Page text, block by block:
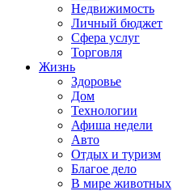
Недвижимость
Личный бюджет
Сфера услуг
Торговля
Жизнь
Здоровье
Дом
Технологии
Афиша недели
Авто
Отдых и туризм
Благое дело
В мире животных